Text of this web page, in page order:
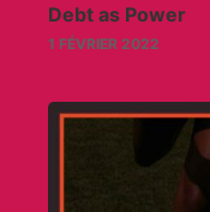
Debt as Power
1 FÉVRIER 2022